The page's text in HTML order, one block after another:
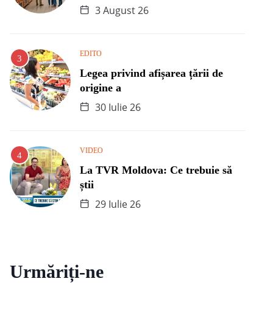
3 August 26
EDITO
Legea privind afișarea țării de
origine a
30 Iulie 26
VIDEO
La TVR Moldova: Ce trebuie să
știi
29 Iulie 26
Urmăriți-ne